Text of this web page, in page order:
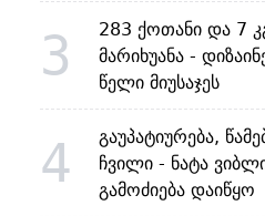
3
283 ქოთანი და 7
მარიხუანა -
წელი მიუსაჯეს
4
გაუპატიურება,
ჩვილი - ნატა
გამოძიება დაიწყო